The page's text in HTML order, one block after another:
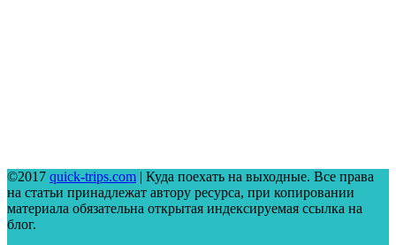
©2017 quick-trips.com | Куда поехать на выходные. Все права
на статьи принадлежат автору ресурса, при копировании
материала обязательна открытая индексируемая ссылка на
блог.